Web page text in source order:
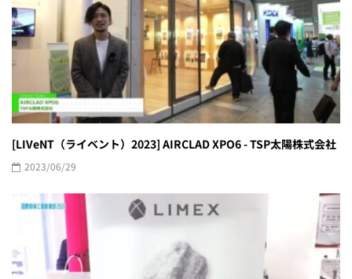
[LIVeNT（ライベント）2023] AIRCLAD XPO6 - TSP太陽株式会社
2023/06/29